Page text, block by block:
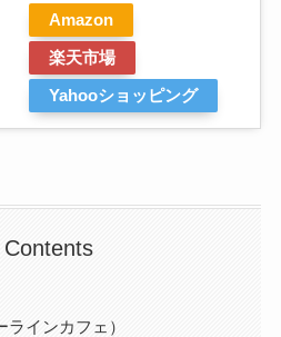
Amazon
楽天市場
Yahooショッピング
Contents
インカフェ）